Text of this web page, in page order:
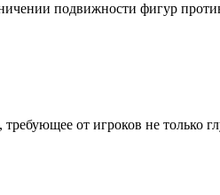
подвижности фигур
от игроков не только